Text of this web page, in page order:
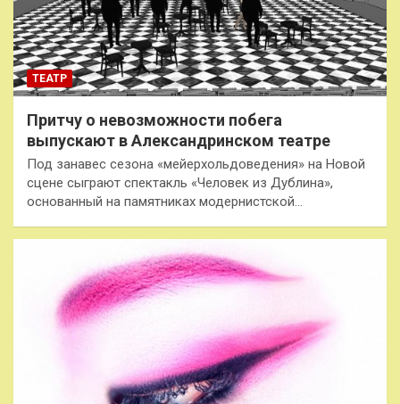
ТЕАТР
Притчу о невозможности побега
выпускают в Александринском театре
Под занавес сезона «мейерхольдоведения» на Новой
сцене сыграют спектакль «Человек из Дублина»,
основанный на памятниках модернистской…